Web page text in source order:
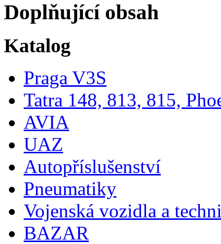
Doplňující obsah
Katalog
Praga V3S
Tatra 148, 813, 815,
AVIA
UAZ
Autopříslušenství
Pneumatiky
Vojenská vozidla a
BAZAR